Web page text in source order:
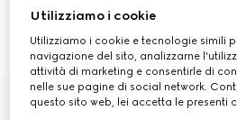
£1,110
Utilizziamo i cookie
Utilizziamo i cookie e tecnologie simili
navigazione del sito, analizzarne
attività di marketing e consentirle di
nelle sue pagine di social network.
questo sito web, lei accetta le presenti